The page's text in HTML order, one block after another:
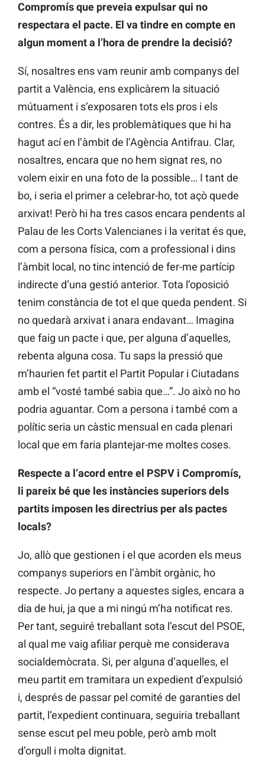
Compromís que preveia expulsar qui no
respectara el pacte. El va tindre en compte en
algun moment a l’hora de prendre la decisió?
Sí, nosaltres ens vam reunir amb companys del
partit a València, ens explicàrem la situació
mútuament i s’exposaren tots els pros i els
contres. És a dir, les problemàtiques que hi ha
hagut ací en l’àmbit de l’Agència Antifrau. Clar,
nosaltres, encara que no hem signat res, no
volem eixir en una foto de la possible… I tant de
bo, i seria el primer a celebrar-ho, tot açò quede
arxivat! Però hi ha tres casos encara pendents al
Palau de les Corts Valencianes i la veritat és que,
com a persona física, com a professional i dins
l’àmbit local, no tinc intenció de fer-me partícip
indirecte d’una gestió anterior. Tota l’oposició
tenim constància de tot el que queda pendent. Si
no quedarà arxivat i anara endavant… Imagina
que faig un pacte i que, per alguna d’aquelles,
rebenta alguna cosa. Tu saps la pressió que
m’haurien fet partit el Partit Popular i Ciutadans
amb el “vosté també sabia que…”. Jo això no ho
podria aguantar. Com a persona i també com a
polític seria un càstic mensual en cada plenari
local que em faria plantejar-me moltes coses.
Respecte a l’acord entre el PSPV i Compromís,
li pareix bé que les instàncies superiors dels
partits imposen les directrius per als pactes
locals?
Jo, allò que gestionen i el que acorden els meus
companys superiors en l’àmbit orgànic, ho
respecte. Jo pertany a aquestes sigles, encara a
dia de hui, ja que a mi ningú m’ha notificat res.
Per tant, seguiré treballant sota l’escut del PSOE,
al qual me vaig afiliar perquè me considerava
socialdemòcrata. Si, per alguna d’aquelles, el
meu partit em tramitara un expedient d’expulsió
i, després de passar pel comité de garanties del
partit, l’expedient continuara, seguiria treballant
sense escut pel meu poble, però amb molt
d’orgull i molta dignitat.